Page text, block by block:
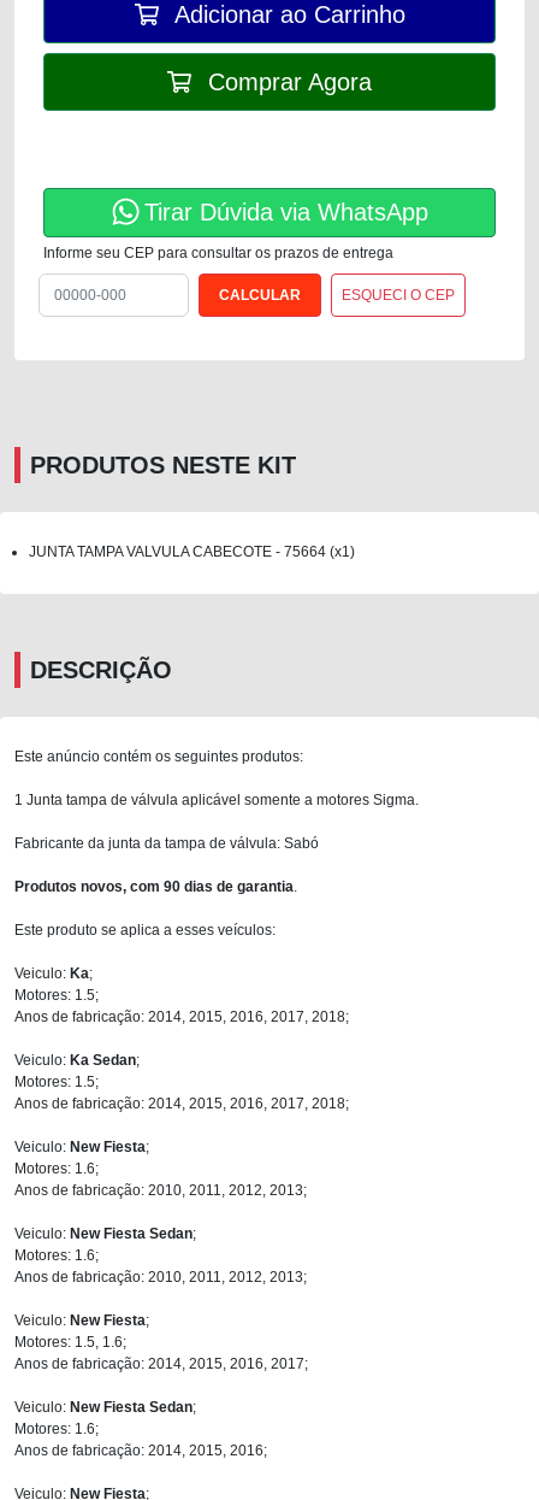
Adicionar ao Carrinho
Comprar Agora
Tirar Dúvida via WhatsApp
Informe seu CEP para consultar os prazos de entrega
ESQUECI O CEP
PRODUTOS NESTE KIT
JUNTA TAMPA VALVULA CABECOTE - 75664 (x1)
DESCRIÇÃO
Este anúncio contém os seguintes produtos:
1 Junta tampa de válvula aplicável somente a motores Sigma.
Fabricante da junta da tampa de válvula: Sabó
Produtos novos, com 90 dias de garantia
Este produto se aplica a esses veículos:
Veiculo: Ka;
Motores: 1.5;
Anos de fabricação: 2014, 2015, 2016, 2017, 2018;
Veiculo: Ka Sedan;
Motores: 1.5;
Anos de fabricação: 2014, 2015, 2016, 2017, 2018;
Veiculo: New Fiesta;
Motores: 1.6;
Anos de fabricação: 2010, 2011, 2012, 2013;
Veiculo: New Fiesta Sedan;
Motores: 1.6;
Anos de fabricação: 2010, 2011, 2012, 2013;
Veiculo: New Fiesta;
Motores: 1.5, 1.6;
Anos de fabricação: 2014, 2015, 2016, 2017;
Veiculo: New Fiesta Sedan;
Motores: 1.6;
Anos de fabricação: 2014, 2015, 2016;
Veiculo: New Fiesta;